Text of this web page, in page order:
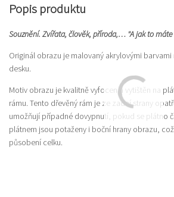
Popis produktu
Souznění. Zvířata, člověk, příroda,… "A jak to máte
Originál obrazu je malovaný akrylovými
desku.
Motiv obrazu je kvalitně vyfocen a vytištěn na
rámu. Tento dřevěný rám je ze zadní strany
umožňují případné dovypnutí, pokud se plátno
plátnem jsou potaženy i boční hrany obrazu,
působení celku.